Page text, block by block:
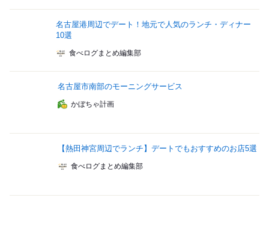
名古屋港周辺でデート！地元で人気のランチ・ディナー
10選
食べログまとめ編集部
名古屋市南部のモーニングサービス
かぼちゃ計画
【熱田神宮周辺でランチ】デートでもおすすめのお店5選
食べログまとめ編集部